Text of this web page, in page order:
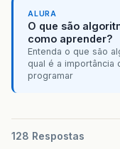
ALURA
O que são
como aprender?
Entenda o que são
qual é a importância
programar
128 Respostas